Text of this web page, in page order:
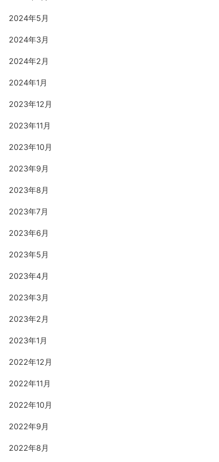
2024年5月
2024年3月
2024年2月
2024年1月
2023年12月
2023年11月
2023年10月
2023年9月
2023年8月
2023年7月
2023年6月
2023年5月
2023年4月
2023年3月
2023年2月
2023年1月
2022年12月
2022年11月
2022年10月
2022年9月
2022年8月